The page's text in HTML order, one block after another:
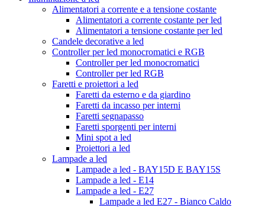
Alimentatori a corrente e a tensione costante
Alimentatori a corrente costante per led
Alimentatori a tensione costante per led
Candele decorative a led
Controller per led monocromatici e RGB
Controller per led monocromatici
Controller per led RGB
Faretti e proiettori a led
Faretti da esterno e da giardino
Faretti da incasso per interni
Faretti segnapasso
Faretti sporgenti per interni
Mini spot a led
Proiettori a led
Lampade a led
Lampade a led - BAY15D E BAY15S
Lampade a led - E14
Lampade a led - E27
Lampade a led E27 - Bianco Caldo